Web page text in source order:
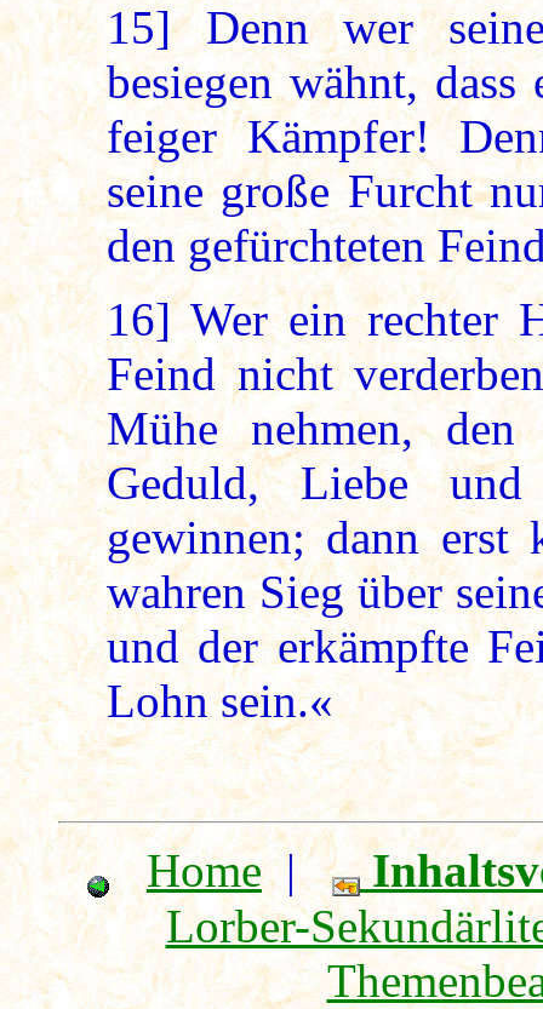
15]Denn wer
besiegen wähnt,
feiger Kämpfer!
seine große Furcht
den gefürchteten
16]Wer ein rechter
Feind nicht
Mühe nehmen,
Geduld, Liebe
gewinnen; dann erst
wahren Sieg über
und der erkämpfte
Lohn sein.«
Home|
Lorber-